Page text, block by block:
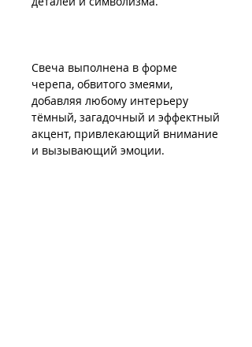
Свеча выполнена в форме
черепа, обвитого змеями,
добавляя любому интерьеру
тёмный, загадочный и эффектный
акцент, привлекающий внимание
и вызывающий эмоции.